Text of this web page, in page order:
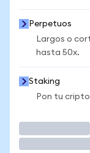
Perpetuos
Largos o
hasta 50x.
Staking
Pon tu